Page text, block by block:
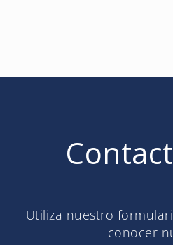
Utiliza nuestro
conocer